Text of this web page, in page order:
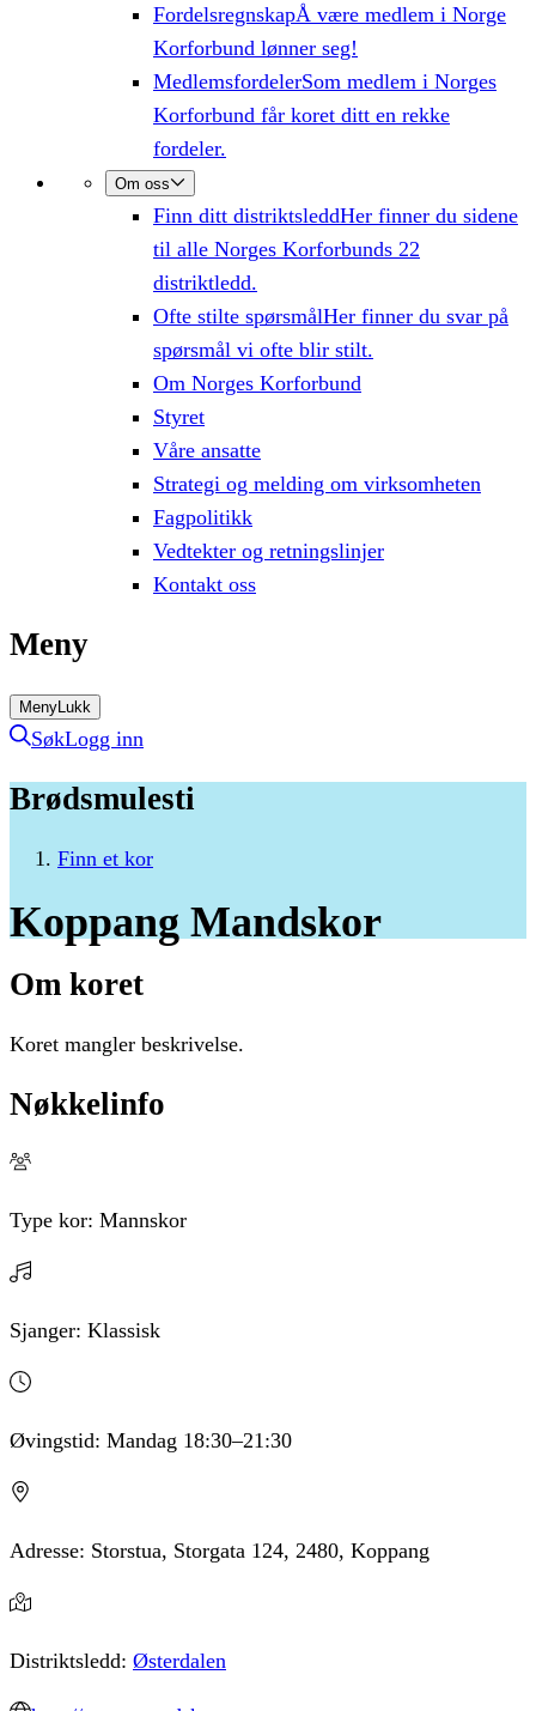
FordelsregnskapÅ være medlem i Norge
Korforbund lønner seg!
MedlemsfordelerSom medlem i Norges
Korforbund får koret ditt en rekke
fordeler.
Om oss
Finn ditt distriktsleddHer finner du sidene
til alle Norges Korforbunds 22
distriktledd.
Ofte stilte spørsmålHer finner du svar på
spørsmål vi ofte blir stilt.
Om Norges Korforbund
Styret
Våre ansatte
Strategi og melding om virksomheten
Fagpolitikk
Vedtekter og retningslinjer
Kontakt oss
Meny
MenyLukk
SøkLogg inn
Brødsmulesti
Finn et kor
Koppang Mandskor
Om koret
Koret mangler beskrivelse.
Nøkkelinfo
Type kor: Mannskor
Sjanger: Klassisk
Øvingstid: Mandag 18:30–21:30
Adresse: Storstua, Storgata 124, 2480, Koppang
Distriktsledd: Østerdalen